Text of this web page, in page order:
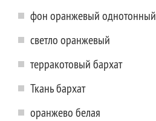
фон оранжевый однотонный
светло оранжевый
терракотовый бархат
Ткань бархат
оранжево белая